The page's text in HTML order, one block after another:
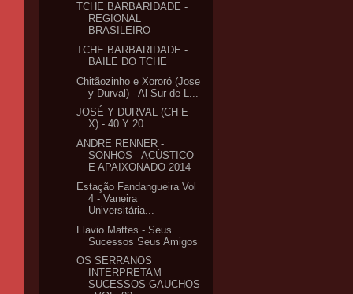
TCHE BARBARIDADE -
REGIONAL
BRASILEIRO
TCHE BARBARIDADE -
BAILE DO TCHE
Chitãozinho e Xororó (Jose
y Durval) - Al Sur de L...
JOSÉ Y DURVAL (CH E
X) - 40 Y 20
ANDRE RENNER -
SONHOS - ACÚSTICO
E APAIXONADO 2014
Estação Fandangueira Vol
4 - Vaneira
Universitária...
Flavio Mattes - Seus
Sucessos Seus Amigos
OS SERRANOS
INTERPRETAM
SUCESSOS GAUCHOS